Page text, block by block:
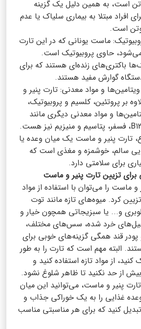
است، به همین دلیل یک گزینه
افراد مبتلا به بیماری سلیاک یا عدم
است.
ماست یونانی که در این تارت
می‌شود، حاوی پروبیوتیک است.
باکتری‌های زنده‌ای هستند که برای
گوارش مفید هستند.
و مواد معدنی: تارت پنیر و
بر پروتئین، کلسیم و پروبیوتیک،
و مواد معدنی دیگری مانند
تارت پنیر و ماست یک میان وعده یا
سالم، خوشمزه و مغذی است که
برای سلامتی دارد.
برای تزیین تارت پنیر و ماست
و ماست را می‌توان با استفاده از مواد
کرد. میوه‌های تازه مانند توت
و... یا سبزیجاتی همچون خیار و
خرد شده، سس‌های مختلف،
قند همگی گزینه‌های خوبی برای
البته مهم است که تارت را به طور
از مواد تازه استفاده کنید و
بیش از حد نکنید تا ظاهر شلوغ نشود.
پنیر و ماست، می‌توانید این میان
غذایی را به یک خوراکی جذاب و
کنید که برای هر مناسبتی مناسب